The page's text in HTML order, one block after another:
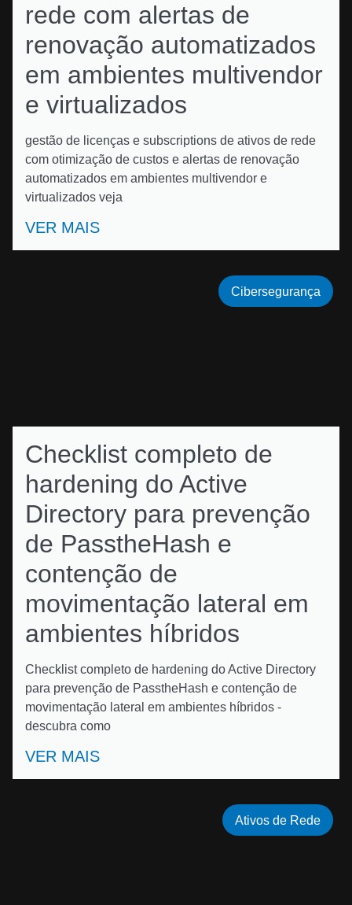
rede com alertas de
renovação automatizados
em ambientes multivendor
e virtualizados
gestão de licenças e subscriptions de ativos de rede
com otimização de custos e alertas de renovação
automatizados em ambientes multivendor e
virtualizados veja
VER MAIS
Checklist completo de
hardening do Active
Directory para prevenção
de PasstheHash e
contenção de
movimentação lateral em
ambientes híbridos
Checklist completo de hardening do Active Directory
para prevenção de PasstheHash e contenção de
movimentação lateral em ambientes híbridos -
descubra como
VER MAIS
Cibersegurança
Ativos de Rede